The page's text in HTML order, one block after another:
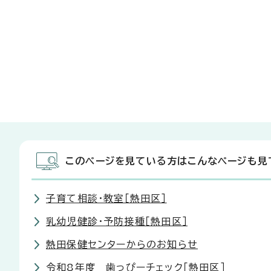
このページを見ている方はこんなページも見
子育て相談・教室［熱田区］
乳幼児健診・予防接種［熱田区］
熱田保健センターからのお知らせ
令和8年度 歯っぴーチェック［熱田区］